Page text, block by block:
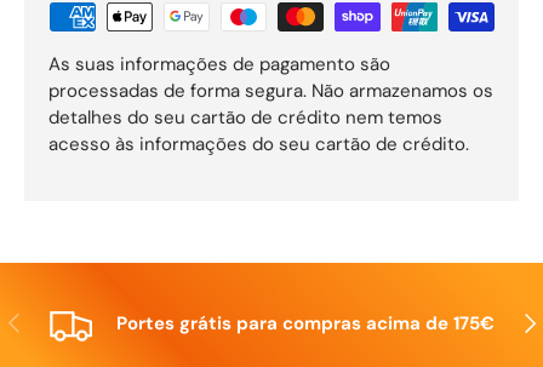
As suas informações de pagamento são
processadas de forma segura. Não armazenamos os
detalhes do seu cartão de crédito nem temos
acesso às informações do seu cartão de crédito.
Anterior Portes grátis para compras acima de 175€